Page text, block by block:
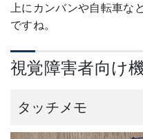
上にカンバンや自転車な
ですね。
視覚障害者向け
タッチメモ